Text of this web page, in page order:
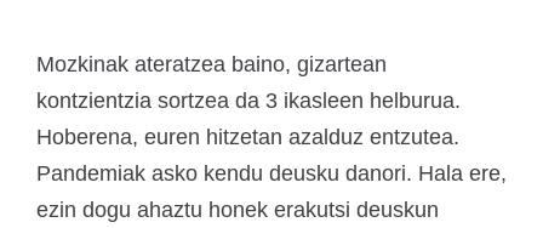
Mozkinak ateratzea baino, gizartean
kontzientzia sortzea da 3 ikasleen helburua.
Hoberena, euren hitzetan azalduz entzutea.
Pandemiak asko kendu deusku danori. Hala ere,
ezin dogu ahaztu honek erakutsi deuskun